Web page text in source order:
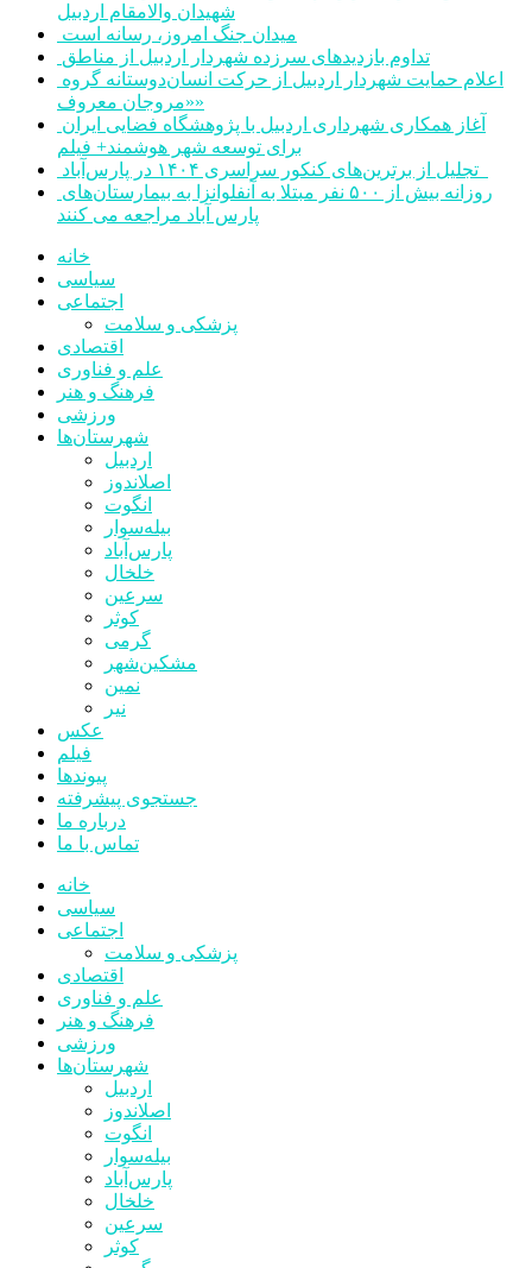
شهیدان والامقام اردبیل
میدان جنگ امروز، رسانه است
تداوم بازدیدهای سرزده شهردار اردبیل از مناطق
«مروجان معروف»
برای توسعه شهر هوشمند+ فیلم
پارس آباد مراجعه می کنند
خانه
سیاسی
اجتماعی
پزشکی و سلامت
اقتصادی
علم و فناوری
فرهنگ و هنر
ورزشی
شهرستان‌ها
اردبیل
اصلاندوز
انگوت
بیله‌سوار
پارس‌آباد
خلخال
سرعین
کوثر
گرمی
مشکین‌شهر
نمین
نیر
عکس
فیلم
پیوندها
جستجوی پیشرفته
درباره ما
تماس با ما
خانه
سیاسی
اجتماعی
پزشکی و سلامت
اقتصادی
علم و فناوری
فرهنگ و هنر
ورزشی
شهرستان‌ها
اردبیل
اصلاندوز
انگوت
بیله‌سوار
پارس‌آباد
خلخال
سرعین
کوثر